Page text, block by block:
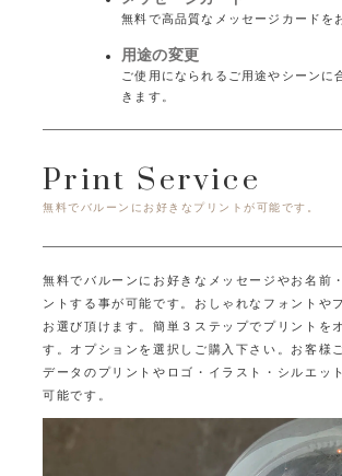
無料で高品質なメッセージカードを
用途の変更
ご使用になられるご用途やシーンに
きます。
Print Service
無料でバルーンにお好きなプリントが可能です。
無料でバルーンにお好きなメッセージやお名前
ントする事が可能です。 おしゃれなフォントや
お選び頂けます。簡単３ステップでプリントを
す。オプションを選択しご購入下さい。 お客様
データのプリントやロゴ・イラスト・シルエッ
可能です。